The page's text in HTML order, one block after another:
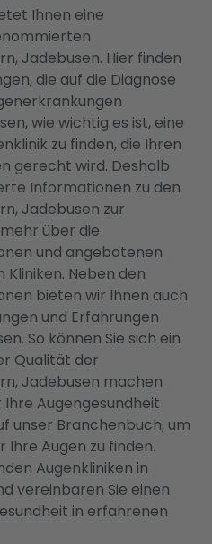
Ihnen eine
Jadebusen. Hier finden
die auf die Diagnose
wie wichtig es ist, eine
zu finden, die Ihren
gerecht wird. Deshalb
Informationen zu den
Jadebusen zur
über die
und angebotenen
Kliniken. Neben den
bieten wir Ihnen auch
und Erfahrungen
So können Sie sich ein
Qualität der
Jadebusen machen
Augengesundheit
unser Branchenbuch, um
Augen zu finden.
Augenkliniken in
vereinbaren Sie einen
in erfahrenen